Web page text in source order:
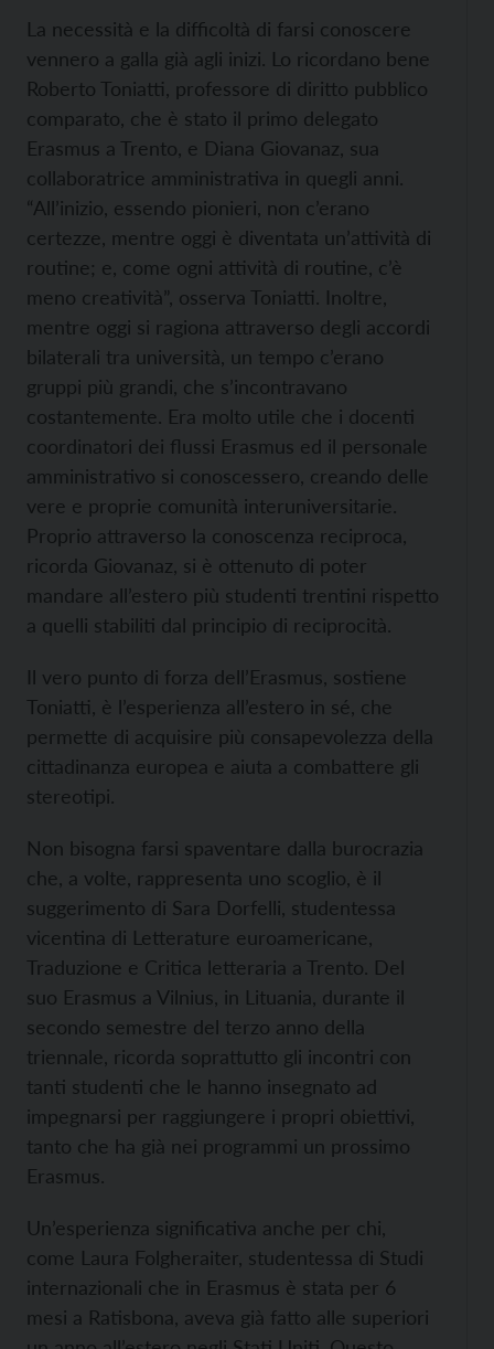
La necessità e la difficoltà di farsi conoscere
vennero a galla già agli inizi. Lo ricordano bene
Roberto Toniatti, professore di diritto pubblico
comparato, che è stato il primo delegato
Erasmus a Trento, e Diana Giovanaz, sua
collaboratrice amministrativa in quegli anni.
“All’inizio, essendo pionieri, non c’erano
certezze, mentre oggi è diventata un’attività di
routine; e, come ogni attività di routine, c’è
meno creatività”, osserva Toniatti. Inoltre,
mentre oggi si ragiona attraverso degli accordi
bilaterali tra università, un tempo c’erano
gruppi più grandi, che s’incontravano
costantemente. Era molto utile che i docenti
coordinatori dei flussi Erasmus ed il personale
amministrativo si conoscessero, creando delle
vere e proprie comunità interuniversitarie.
Proprio attraverso la conoscenza reciproca,
ricorda Giovanaz, si è ottenuto di poter
mandare all’estero più studenti trentini rispetto
a quelli stabiliti dal principio di reciprocità.
Il vero punto di forza dell’Erasmus, sostiene
Toniatti, è l’esperienza all’estero in sé, che
permette di acquisire più consapevolezza della
cittadinanza europea e aiuta a combattere gli
stereotipi.
Non bisogna farsi spaventare dalla burocrazia
che, a volte, rappresenta uno scoglio, è il
suggerimento di Sara Dorfelli, studentessa
vicentina di Letterature euroamericane,
Traduzione e Critica letteraria a Trento. Del
suo Erasmus a Vilnius, in Lituania, durante il
secondo semestre del terzo anno della
triennale, ricorda soprattutto gli incontri con
tanti studenti che le hanno insegnato ad
impegnarsi per raggiungere i propri obiettivi,
tanto che ha già nei programmi un prossimo
Erasmus.
Un’esperienza significativa anche per chi,
come Laura Folgheraiter, studentessa di Studi
internazionali che in Erasmus è stata per 6
mesi a Ratisbona, aveva già fatto alle superiori